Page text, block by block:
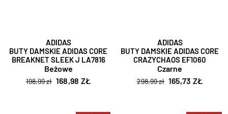
ADIDAS
BUTY DAMSKIE ADIDAS CORE
BREAKNET SLEEK J LA7816
Beżowe
198,99 zł 168,98 ZŁ
ADIDAS
BUTY DAMSKIE ADIDAS CORE
CRAZYCHAOS EF1060
Czarne
298,99 zł 165,73 ZŁ